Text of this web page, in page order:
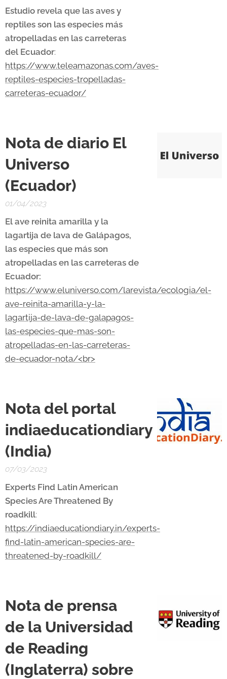
Estudio revela que las aves y
reptiles son las especies más
atropelladas en las carreteras
del Ecuador:
https://www.teleamazonas.com/aves-
reptiles-especies-tropelladas-
carreteras-ecuador/
Nota de diario El
Universo
(Ecuador)
01/04/2023
El ave reinita amarilla y la
lagartija de lava de Galápagos,
las especies que más son
atropelladas en las carreteras de
Ecuador:
https://www.eluniverso.com/larevista/ecologia/el-
ave-reinita-amarilla-y-la-
lagartija-de-lava-de-galapagos-
las-especies-que-mas-son-
atropelladas-en-las-carreteras-
de-ecuador-nota/<br>
Nota del portal
indiaeducationdiary
(India)
07/03/2023
Experts Find Latin American
Species Are Threatened By
roadkill:
https://indiaeducationdiary.in/experts-
find-latin-american-species-are-
threatened-by-roadkill/
Nota de prensa
de la Universidad
de Reading
(Inglaterra) sobre